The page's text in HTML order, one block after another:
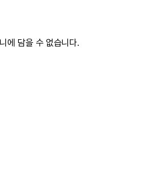
에 담을 수 없습니다.